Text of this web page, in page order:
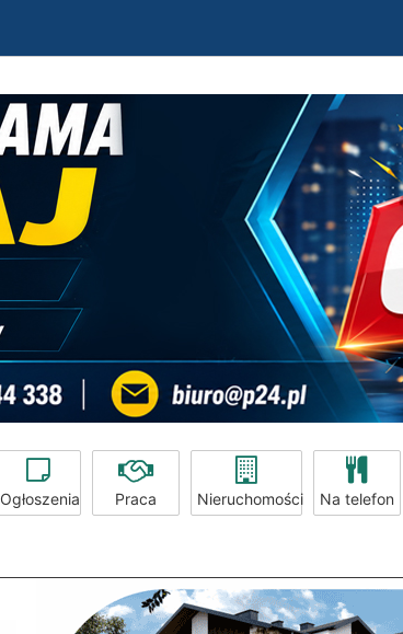
Ogłoszenia Praca Nieruchomości Na telefon